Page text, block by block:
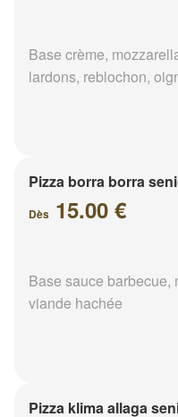
Base crème,
lardons, reblochon,
Pizza borra borra
Dès 15.00 €
Base sauce barbecue,
viande hachée
Pizza klima allaga